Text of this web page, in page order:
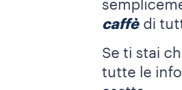
caffèdi
Se ti stai
tutte le